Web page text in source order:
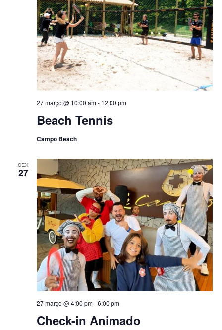
Beach Tennis
27 março @ 10:00 am- 12:00 pm
Campo Beach
SEX
27
Check-in Animado
27 março @ 4:00 pm-6:00 pm